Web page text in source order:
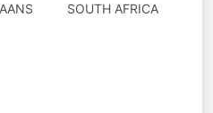
SOUTH AFRICA